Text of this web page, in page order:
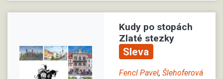
Kudy po stopách
Zlaté stezky
Sleva
Fencl Pavel, Šlehoferová